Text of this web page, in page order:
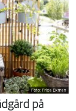
Foto: Frida Ekman
på